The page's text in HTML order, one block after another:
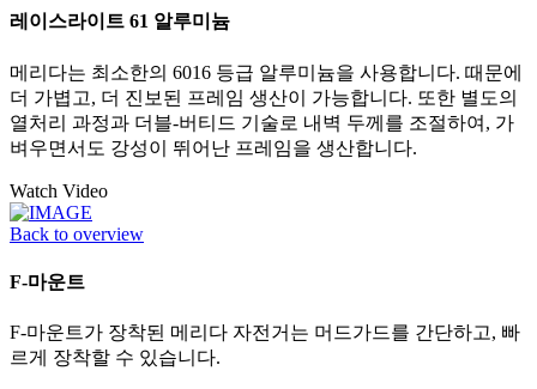
레이스라이트 61 알루미늄
메리다는 최소한의 6016 등급 알루미늄을 사용합니다. 때문에
더 가볍고, 더 진보된 프레임 생산이 가능합니다. 또한 별도의
열처리 과정과 더블-버티드 기술로 내벽 두께를 조절하여, 가
벼우면서도 강성이 뛰어난 프레임을 생산합니다.
Watch Video
Back to overview
F-마운트
F-마운트가 장착된 메리다 자전거는 머드가드를 간단하고, 빠
르게 장착할 수 있습니다.